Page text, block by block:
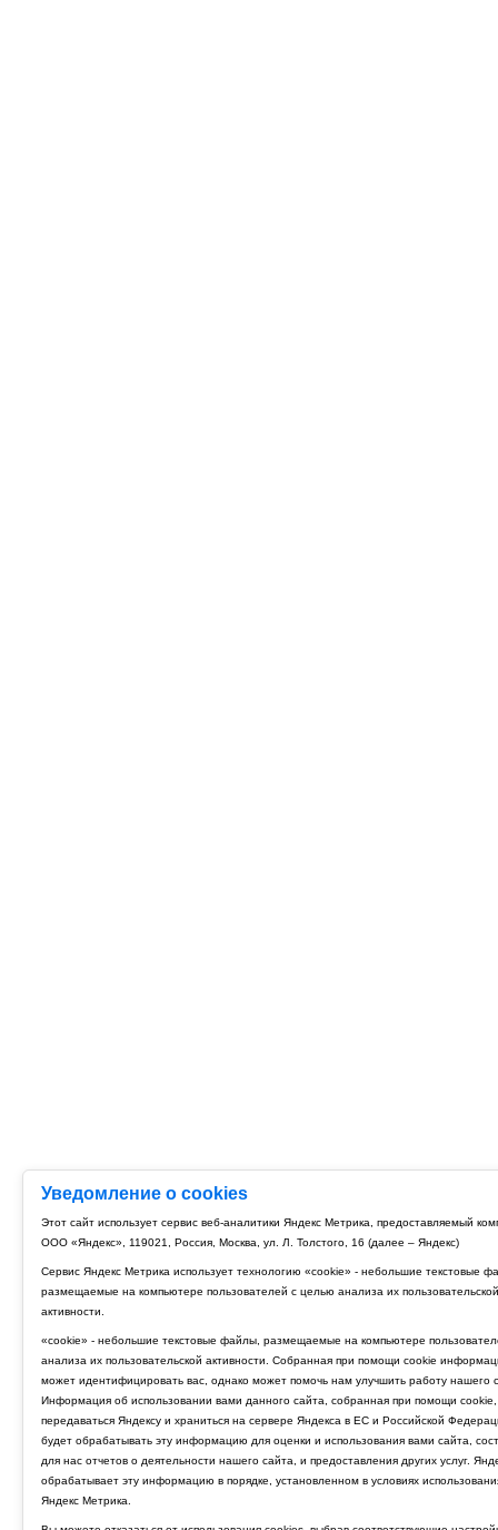
Уведомление о cookies
Этот сайт использует сервис веб-аналитики Яндекс Метрика, предоставляемый
ООО «Яндекс», 119021, Россия, Москва, ул. Л. Толстого, 16 (далее – Яндекс)
Сервис Яндекс Метрика использует технологию «cookie» - небольшие текстовые
размещаемые на компьютере пользователей с целью анализа их пользовательской
активности.
«cookie» - небольшие текстовые файлы, размещаемые на компьютере
анализа их пользовательской активности. Собранная при помощи cookie
может идентифицировать вас, однако может помочь нам улучшить работу нашего
Информация об использовании вами данного сайта, собранная при помощи cookie,
передаваться Яндексу и храниться на сервере Яндекса в ЕС и Российской
будет обрабатывать эту информацию для оценки и использования вами сайта,
для нас отчетов о деятельности нашего сайта, и предоставления других услуг.
обрабатывает эту информацию в порядке, установленном в условиях
Яндекс Метрика.